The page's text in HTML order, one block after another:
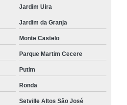
Jardim Uira
Jardim da Granja
Monte Castelo
Parque Martim Cecere
Putim
Ronda
Setville Altos São José